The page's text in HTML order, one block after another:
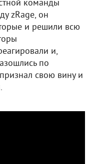
команды
zRage, он
и решили всю
и,
по
свою вину и